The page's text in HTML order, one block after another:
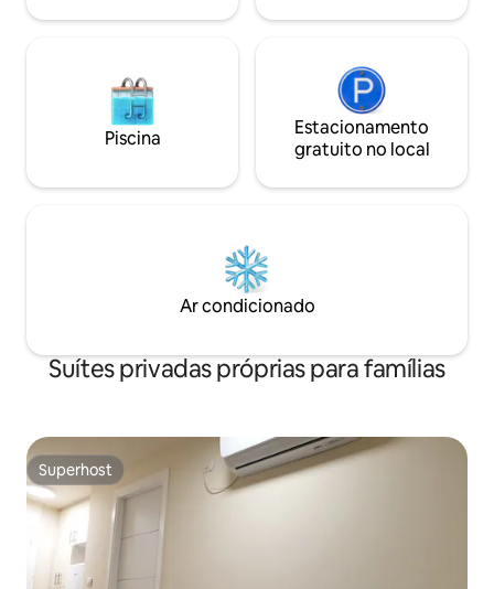
restaurantes e um
Piscina
Estacionamento
gratuito no local
Ar condicionado
Suítes privadas próprias para famílias
Superhost
Superhost